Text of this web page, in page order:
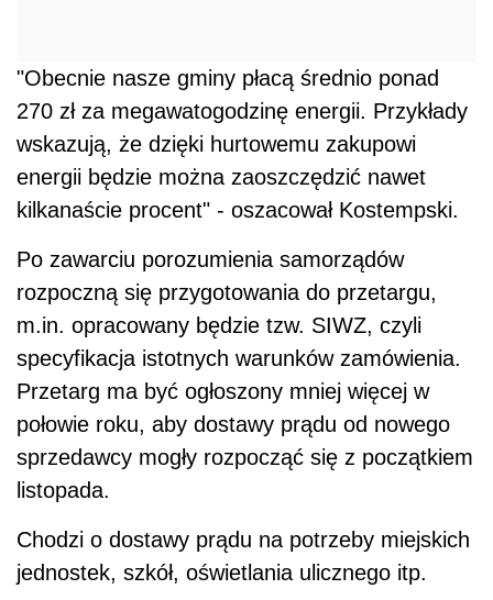
"Obecnie nasze gminy płacą średnio ponad
270 zł za megawatogodzinę energii. Przykłady
wskazują, że dzięki hurtowemu zakupowi
energii będzie można zaoszczędzić nawet
kilkanaście procent" - oszacował Kostempski.
Po zawarciu porozumienia samorządów
rozpoczną się przygotowania do przetargu,
m.in. opracowany będzie tzw. SIWZ, czyli
specyfikacja istotnych warunków zamówienia.
Przetarg ma być ogłoszony mniej więcej w
połowie roku, aby dostawy prądu od nowego
sprzedawcy mogły rozpocząć się z początkiem
listopada.
Chodzi o dostawy prądu na potrzeby miejskich
jednostek, szkół, oświetlania ulicznego itp.